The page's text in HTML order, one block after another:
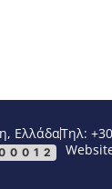
ΕλλάδαΤηλ: